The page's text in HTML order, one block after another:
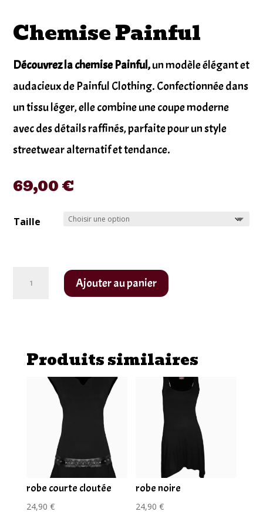
Chemise Painful
Découvrez la chemise Painful,un modèle élégant et
audacieux de Painful Clothing. Confectionnée dans
un tissu léger, elle combine une coupe moderne
avec des détails raffinés, parfaite pour un style
streetwear alternatif et tendance.
69,00€
Taille
Ajouter au panier
Produits similaires
robe courte cloutée
24,90 €
robe noire
24,90€